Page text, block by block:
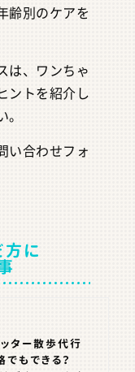
齢別のケアを
は、ワンちゃ
ントを紹介し
い合わせフォ
に
ッター散歩代行
もできる？